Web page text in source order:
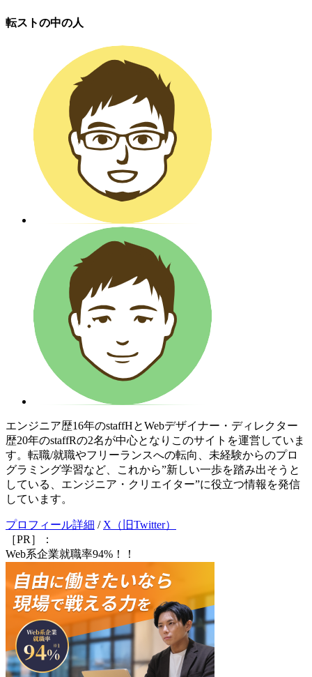
転ストの中の人
エンジニア歴16年のstaffHとWebデザイナー・ディレクター
歴20年のstaffRの2名が中心となりこのサイトを運営していま
す。転職/就職やフリーランスへの転向、未経験からのプロ
グラミング学習など、これから”新しい一歩を踏み出そうと
している、エンジニア・クリエイター”に役立つ情報を発信
しています。
プロフィール詳細 / X（旧Twitter）
［PR］：
Web系企業就職率94%！！